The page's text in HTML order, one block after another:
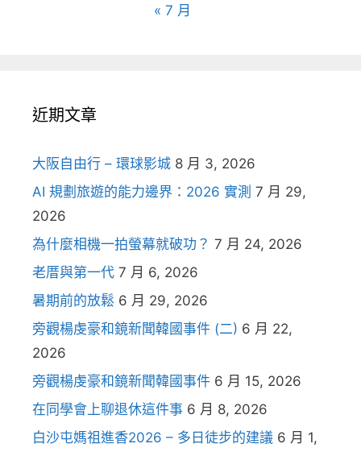
« 7 月
近期文章
大阪自由行 – 環球影城 8 月 3, 2026
AI 規劃旅遊的能力邊界：2026 實測 7 月 29,
2026
為什麼相機一拍螢幕就破功？ 7 月 24, 2026
老厝與第一代 7 月 6, 2026
暑期前的放鬆 6 月 29, 2026
旁觀楊虔豪和鏡新聞韓國事件 (二) 6 月 22,
2026
旁觀楊虔豪和鏡新聞韓國事件 6 月 15, 2026
在同學會上聊退休這件事 6 月 8, 2026
白沙屯媽祖進香2026 – 多日徒步的建議 6 月 1,